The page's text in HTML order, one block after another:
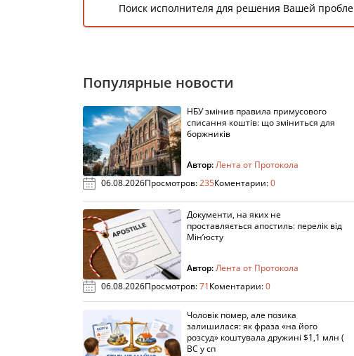
Поиск исполнителя для решения Вашей
Популярные новости
НБУ змінив правила примусового
списання коштів: що зміниться для
боржників
Автор:Лента от Протокола
06.08.2026Просмотров:235Коментарии:0
Документи, на яких не
проставляється апостиль: перелік від
Мін’юсту
Автор:Лента от Протокола
06.08.2026Просмотров:71Коментарии:0
Чоловік помер, але позика
залишилася: як фраза «на його
розсуд» коштувала дружині $1,1 млн (
ВС у сп